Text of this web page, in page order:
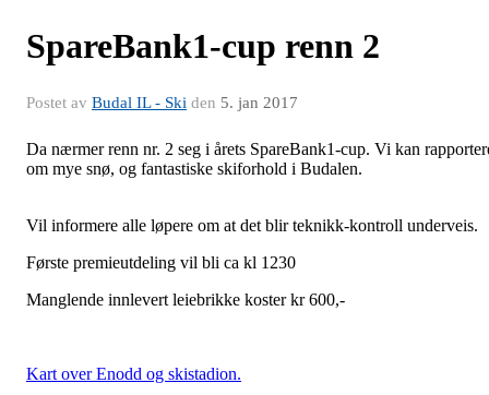
SpareBank1-cup renn 2
Postet av Budal IL - Ski den 5. jan 2017
Da nærmer renn nr. 2 seg i årets SpareBank1-cup. Vi kan
om mye snø, og fantastiske skiforhold i Budalen.
Vil informere alle løpere om at det blir teknikk-kontroll underveis.
Første premieutdeling vil bli ca kl 1230
Manglende innlevert leiebrikke koster kr 600,-
Kart over Enodd og skistadion.